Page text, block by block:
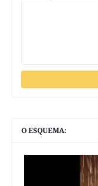
O ESQUEMA: